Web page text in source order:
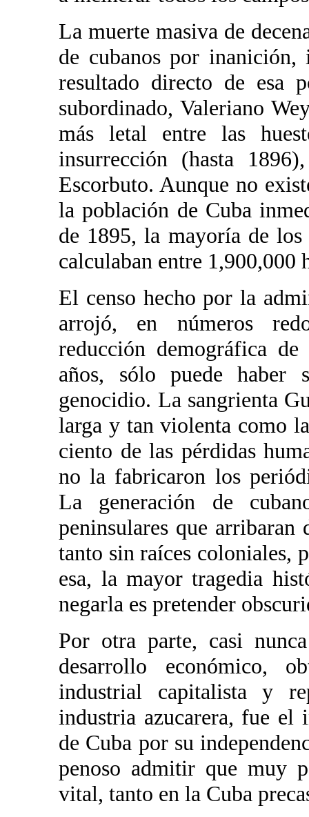
La muerte masiva de
de cubanos por
resultado directo de esa
subordinado, Valeriano
más letal entre las
insurrección (hasta
Escorbuto. Aunque no
la población de Cuba
de 1895, la mayoría de
calculaban entre 1,900,000
El censo hecho por la
arrojó, en números
reducción demográfica
años, sólo puede haber
genocidio. La sangrienta
larga y tan violenta como
ciento de las pérdidas
no la fabricaron los
La generación de
peninsulares que
tanto sin raíces coloniales,
esa, la mayor tragedia
negarla es pretender
Por otra parte, casi
desarrollo económico,
industrial capitalista y
industria azucarera, fue el
de Cuba por su
penoso admitir que muy
vital, tanto en la Cuba